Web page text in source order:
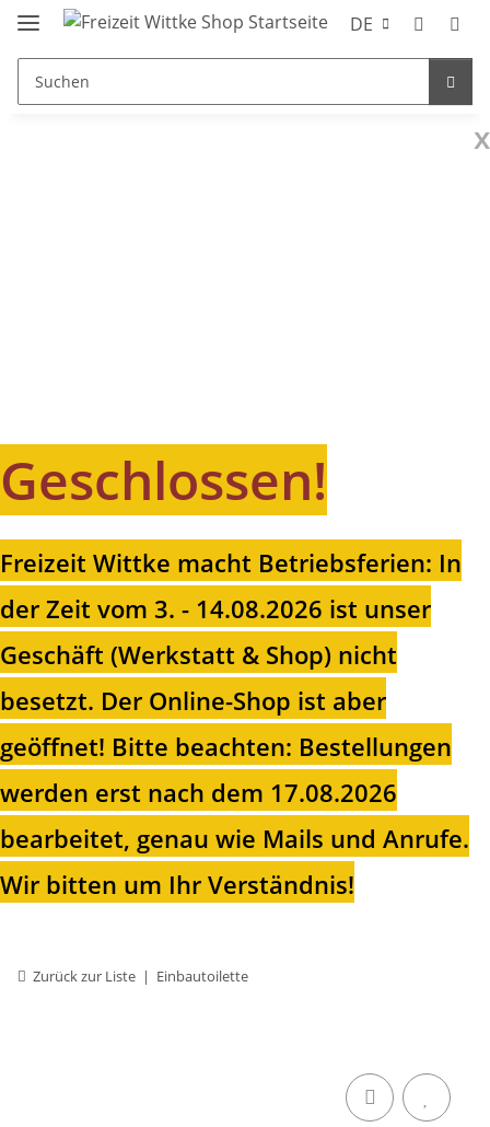
DE
x
Geschlossen!
Freizeit Wittke macht Betriebsferien: In
der Zeit vom 3. - 14.08.2026 ist unser
Geschäft (Werkstatt & Shop) nicht
besetzt. Der Online-Shop ist aber
geöffnet! Bitte beachten: Bestellungen
werden erst nach dem 17.08.2026
bearbeitet, genau wie Mails und Anrufe.
Wir bitten um Ihr Verständnis!
Zurück zur Liste Einbautoilette